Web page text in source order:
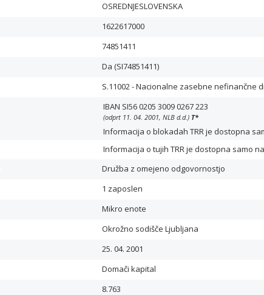
OSREDNJESLOVENSKA
1622617000
74851411
Da (SI74851411)
S.11002 - Nacionalne zasebne nefinančne
IBAN SI56 0205 3009 0267 223
(odprt 11. 04. 2001, NLB d.d.) T*
Informacija o blokadah TRR je dostopna
Informacija o tujih TRR je dostopna samo
Družba z omejeno odgovornostjo
1 zaposlen
Mikro enote
Okrožno sodišče Ljubljana
25. 04. 2001
Domači kapital
8.763